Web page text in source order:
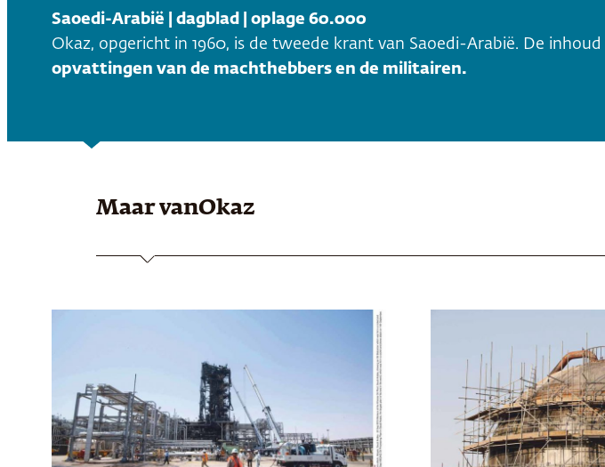
Saoedi-Arabië | dagblad | oplage 60.000
Okaz, opgericht in 1960, is de tweede krant van Saoedi-Arabië. De inhoud
opvattingen van de machthebbers en de militairen.
Maar vanOkaz